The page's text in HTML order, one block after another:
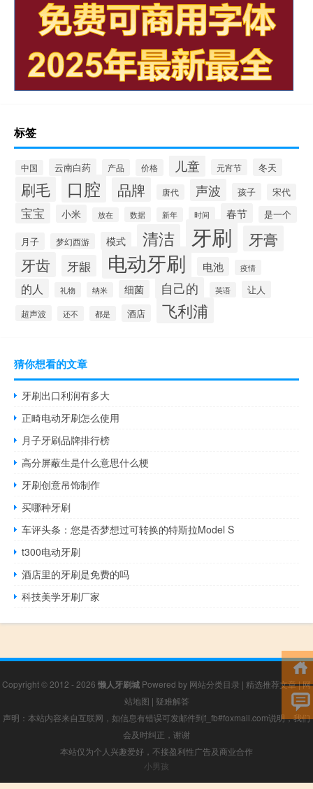
标签
中国 云南白药 产品 价格 儿童 元宵节 冬天
刷毛 口腔 品牌 唐代 声波 孩子 宋代
宝宝 小米 放在 数据 新年 时间 春节 是一个
月子 梦幻西游 模式 清洁 牙刷 牙膏
牙齿 牙龈 电动牙刷 电池 疫情
的人 礼物 纳米 细菌 自己的 英语 让人
超声波 还不 都是 酒店 飞利浦
猜你想看的文章
牙刷出口利润有多大
正畸电动牙刷怎么使用
月子牙刷品牌排行榜
高分屏蔽生是什么意思什么梗
牙刷创意吊饰制作
买哪种牙刷
车评头条：您是否梦想过可转换的特斯拉Model S
t300电动牙刷
酒店里的牙刷是免费的吗
科技美学牙刷厂家
Copyright © 2012 - 2026 懒人牙刷城 Powered by 网站分类目录 | 精选推荐文章|网
站地图 | 疑难解答
声明：本站内容来自互联网，如信息有错误可发邮件到f_fb#foxmail.com说明，我们
会及时纠正，谢谢
本站仅为个人兴趣爱好，不接盈利性广告及商业合作
小男孩